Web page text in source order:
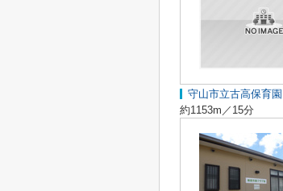
守山市立古高保育園
約1153m／15分